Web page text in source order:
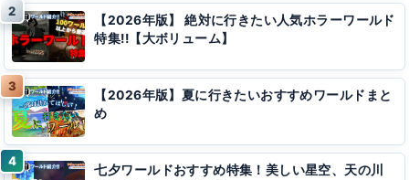
【2026年版】 絶対に行きたい人気ホラーワールド
特集!!【大ボリューム】
【2026年版】夏に行きたいおすすめワールドまと
め
七夕ワールドおすすめ特集！美しい星空、天の川